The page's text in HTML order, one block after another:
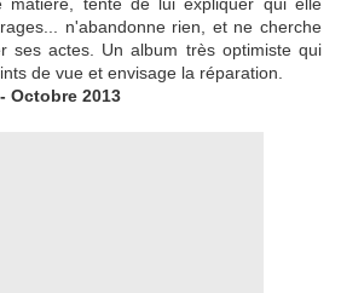
n'abandonne rien, et ne cherche
ses actes. Un album très optimiste qui
de vue et envisage la réparation.
Octobre 2013